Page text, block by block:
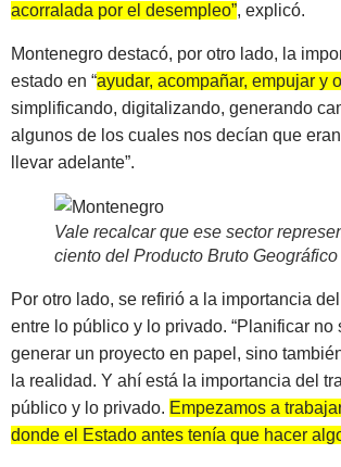
acorralada por el desempleo”, explicó.
Montenegro destacó, por otro lado, la
estado en “ayudar, acompañar, empujar y
simplificando, digitalizando, generando
algunos de los cuales nos decían que
llevar adelante”.
Vale recalcar que ese sector
ciento del Producto Bruto
Por otro lado, se refirió a la importancia
entre lo público y lo privado. “Planificar no
generar un proyecto en papel, sino
la realidad. Y ahí está la importancia del
público y lo privado. Empezamos a
donde el Estado antes tenía que hacer